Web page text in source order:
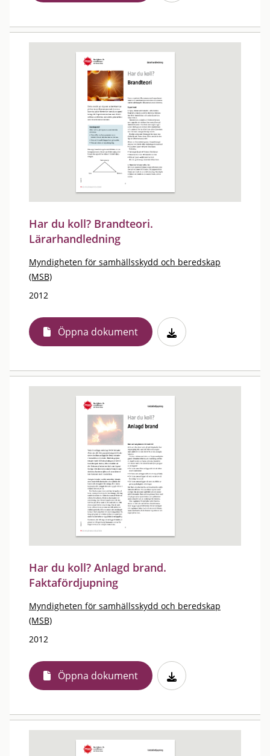
Har du koll? Brandteori.
Lärarhandledning
Myndigheten för samhällsskydd och beredskap
(MSB)
2012
Öppna dokument
Har du koll? Anlagd brand.
Faktafördjupning
Myndigheten för samhällsskydd och beredskap
(MSB)
2012
Öppna dokument